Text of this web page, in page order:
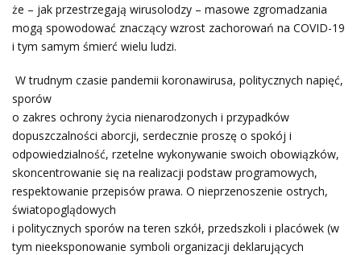
że – jak przestrzegają wirusolodzy – masowe zgromadzania
mogą spowodować znaczący wzrost zachorowań na COVID-19
i tym samym śmierć wielu ludzi.
W trudnym czasie pandemii koronawirusa, politycznych napięć,
sporów
o zakres ochrony życia nienarodzonych i przypadków
dopuszczalności aborcji, serdecznie proszę o spokój i
odpowiedzialność, rzetelne wykonywanie swoich obowiązków,
skoncentrowanie się na realizacji podstaw programowych,
respektowanie przepisów prawa. O nieprzenoszenie ostrych,
światopoglądowych
i politycznych sporów na teren szkół, przedszkoli i placówek (w
tym nieeksponowanie symboli organizacji deklarujących